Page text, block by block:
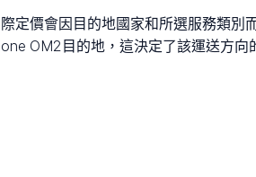
定價會因目的地國家和所選服務類別
OM2目的地，這決定了該運送方向